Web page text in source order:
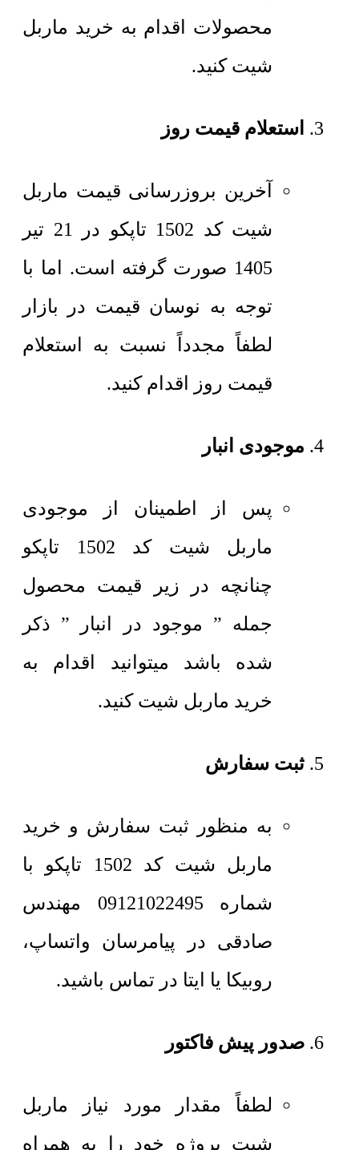
محصولات اقدام به خرید ماربل
شیت کنید.
استعلام قیمت روز
آخرین بروزرسانی قیمت ماربل
شیت کد 1502 تاپکو در 21 تیر
1405 صورت گرفته است. اما با
توجه به نوسان قیمت در بازار
لطفاً مجدداً نسبت به استعلام
قیمت روز اقدام کنید.
موجودی انبار
پس از اطمینان از موجودی
ماربل شیت کد 1502 تاپکو
چنانچه در زیر قیمت محصول
جمله ” موجود در انبار ” ذکر
شده باشد میتوانید اقدام به
خرید ماربل شیت کنید.
ثبت سفارش
به منظور ثبت سفارش و خرید
ماربل شیت کد 1502 تاپکو با
شماره 09121022495 مهندس
صادقی در پیامرسان واتساپ،
روبیکا یا ایتا در تماس باشید.
صدور پیش فاکتور
لطفاً مقدار مورد نیاز ماربل
شیت پروژه خود را به همراه